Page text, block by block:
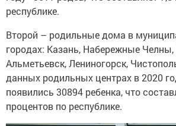
республике.
Второй – родильные дома в
городах: Казань, Набережные
Альметьевск, Лениногорск,
данных родильных центрах в 2020
появились 30894 ребенка, что
процентов по республике.